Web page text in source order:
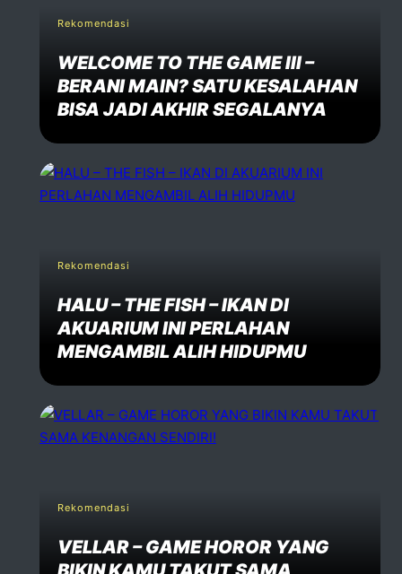
Rekomendasi
WELCOME TO THE GAME III –
BERANI MAIN? SATU KESALAHAN
BISA JADI AKHIR SEGALANYA
Rekomendasi
HALU – THE FISH – IKAN DI
AKUARIUM INI PERLAHAN
MENGAMBIL ALIH HIDUPMU
Rekomendasi
VELLAR – GAME HOROR YANG